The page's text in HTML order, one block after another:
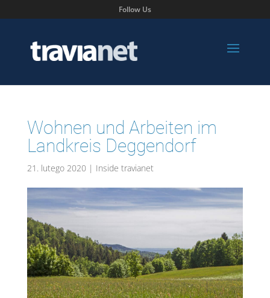
Follow Us
Wohnen und Arbeiten im
Landkreis Deggendorf
21. lutego 2020 | Inside travianet